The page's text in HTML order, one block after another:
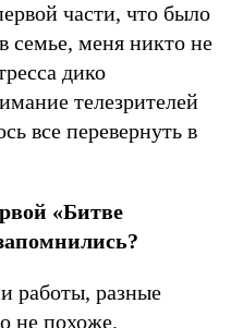
части, что было
семье, меня никто не
дико
телезрителей
все перевернуть в
«Битве
работы, разные
не похоже.